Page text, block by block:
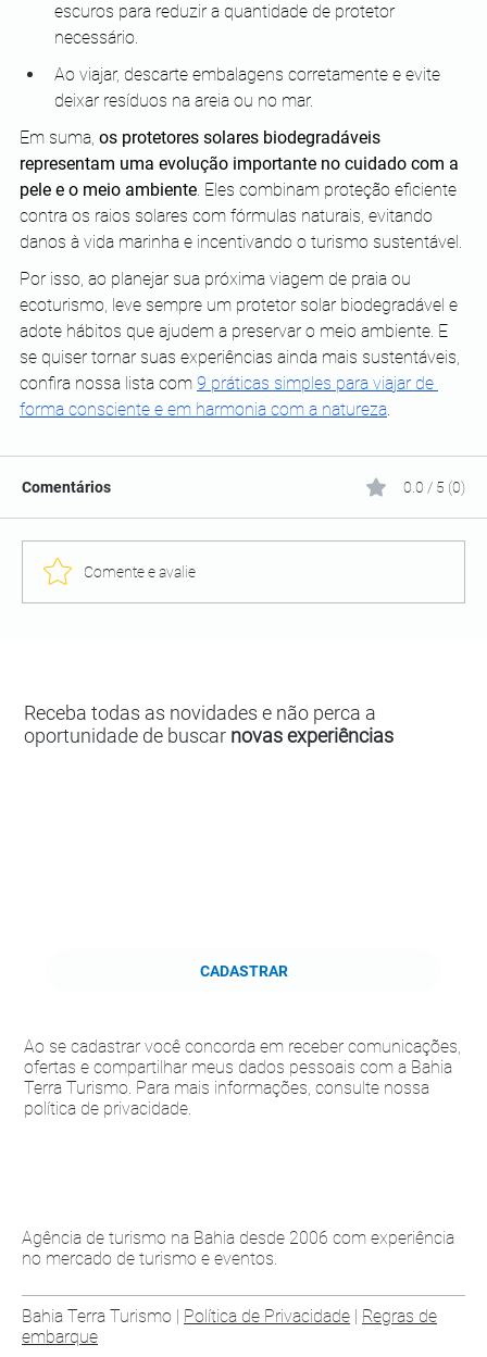
escuros para reduzir a quantidade de protetor
necessário.
Ao viajar, descarte embalagens corretamente e evite
deixar resíduos na areia ou no mar.
Em suma, os protetores solares biodegradáveis
representam uma evolução importante no cuidado com a
pele e o meio ambiente. Eles combinam proteção eficiente
contra os raios solares com fórmulas naturais, evitando
danos à vida marinha e incentivando o turismo sustentável.
Por isso, ao planejar sua próxima viagem de praia ou
ecoturismo, leve sempre um protetor solar biodegradável e
adote hábitos que ajudem a preservar o meio ambiente. E
se quiser tornar suas experiências ainda mais sustentáveis,
confira nossa lista com 9 práticas simples para viajar de
forma consciente e em harmonia com a natureza.
Comentários 0.0 / 5 (0)
Comente e avalie
Agência de turismo na Bahia desde 2006 com experiência
no mercado de turismo e eventos.
Bahia Terra Turismo | Política de Privacidade | Regras de
embarque
Receba todas as novidades e não perca a
oportunidade de buscar novas experiências
CADASTRAR
Ao se cadastrar você concorda em receber comunicações,
ofertas e compartilhar meus dados pessoais com a Bahia
Terra Turismo. Para mais informações, consulte nossa
política de privacidade.